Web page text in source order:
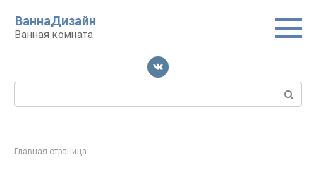
контенту
ВаннаДизайн
Ванная комната
Поиск:
Главная страница